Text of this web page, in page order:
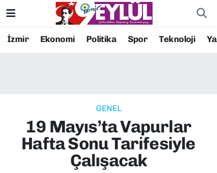
İzmir Ekonomi Politika Spor Teknoloji
GENEL
19 Mayıs’ta Vapurlar
Hafta Sonu Tarifesiyle
Çalışacak
Resmi İlanlar
EKONOMİ
KÜLTÜR SANAT
Konak Nöbetçi Eczaneler
Süper Lig Puan Durumu ve Fikstür
Tüm Manşetler
Son Dakika Haberleri